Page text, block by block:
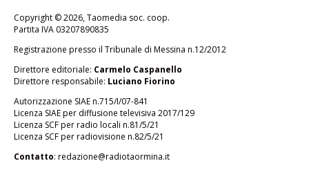
Copyright © 2026, Taomedia soc. coop.
Partita IVA 03207890835
Registrazione presso il Tribunale di Messina n.12/2012
Direttore editoriale: Carmelo Caspanello
Direttore responsabile: Luciano Fiorino
Autorizzazione SIAE n.715/I/07-841
Licenza SIAE per diffusione televisiva 2017/129
Licenza SCF per radio locali n.81/5/21
Licenza SCF per radiovisione n.82/5/21
Contatto: redazione@radiotaormina.it